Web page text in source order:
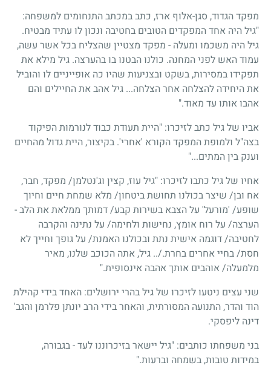
מפקד הגדוד, סגן-אלוף ארז, כתב במכתב התנחומים למשפחה:
"גיל היה אחד המפקדים הטובים בחטיבה ונכון לו עתיד מבטיח.
גיל היה משכמו ומעלה - מפקד מצטיין שהצליח בכל אשר עשה,
עמוד האש לפני המחנה. כולנו הבטנו בו בהערצה. גיל מילא את
תפקידו במסירות, בשקט ובצניעות שהיו כה אופייניים לו והוביל
את היחידה להצלחה אחר הצלחה... גיל אהב את החיילים והם
אהבו אותו עד מאוד."
אביו של גיל כתב לזיכרו: "היית תעודת כבוד לנורמות הפיקוד
בצה"ל ולמופת המפקד הקורא 'אחרי'. בקיצור, היית גדול מהחיים
וענק בין המתים..."
אחיו של גיל כתבו לזיכרו: "גיל עוז, קצין וג'נטלמן/ מפקד, חבר,
אח ובן/ שיצר בכולנו תחושת ביטחון/ מלא שמחת חיים וחיוך
שופע/ 'מורעל' על הצבא בשירות קבע/דמותך ממלאת את הלב -
הערצה/ על רוח אומץ, נחישות ולחימה/ על נתינה והקרבה
לחטיבה/דוגמה אישית נתת ובכולנו האמנת/ על גופך וחייך לא
חסת/בחיי אחרים בחרת./.. גיל, אתה הכוכב שלנו, מאיר
מלמעלה/אוהבים אותך אהבה אינסופית."
שני עצים ניטעו לזיכרו של גיל בהרי ירושלים: האחד בידי קהילת
הוד והדר, התנועה המסורתית, והאחר בידי הרב יונתן פלרמן והגב'
דינה ליפסקי.
בני משפחתו כותבים: "גיל יישאר בזיכרוננו לעד - בגבורה,
במידות טובות, בשמחה וברעות."